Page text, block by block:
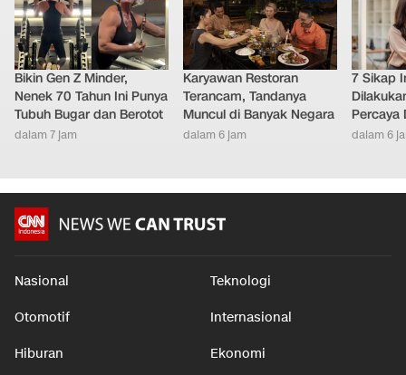
Bikin Gen Z Minder,
Nenek 70 Tahun Ini Punya
Tubuh Bugar dan Berotot
dalam 7 jam
Karyawan Restoran
Terancam, Tandanya
Muncul di Banyak Negara
dalam 6 jam
7 Sikap
Percaya
dalam 6
Nasional Teknologi
Otomotif Internasional
Hiburan Ekonomi